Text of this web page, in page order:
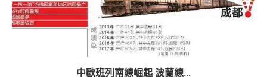
中歐班列南線崛起 波蘭線...